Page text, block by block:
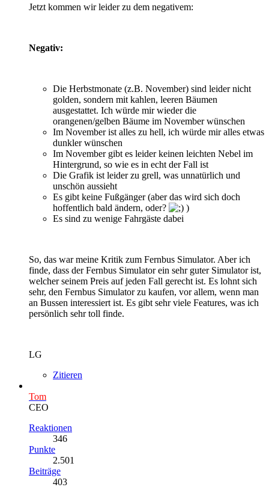
Jetzt kommen wir leider zu dem negativem:
Negativ:
Die Herbstmonate (z.B. November) sind leider nicht
golden, sondern mit kahlen, leeren Bäumen
ausgestattet. Ich würde mir wieder die
orangenen/gelben Bäume im November wünschen
Im November ist alles zu hell, ich würde mir alles etwas
dunkler wünschen
Im November gibt es leider keinen leichten Nebel im
Hintergrund, so wie es in echt der Fall ist
Die Grafik ist leider zu grell, was unnatürlich und
unschön aussieht
Es gibt keine Fußgänger (aber das wird sich doch
hoffentlich bald ändern, oder?
)
Es sind zu wenige Fahrgäste dabei
So, das war meine Kritik zum Fernbus Simulator. Aber ich
finde, dass der Fernbus Simulator ein sehr guter Simulator ist,
welcher seinem Preis auf jeden Fall gerecht ist. Es lohnt sich
sehr, den Fernbus Simulator zu kaufen, vor allem, wenn man
an Bussen interessiert ist. Es gibt sehr viele Features, was ich
persönlich sehr toll finde.
LG
Zitieren
Tom
CEO
Reaktionen
346
Punkte
2.501
Beiträge
403